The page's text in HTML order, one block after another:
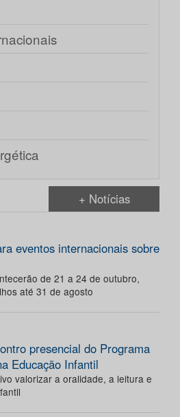
+ Notícias
eventos internacionais sobre
de 21 a 24 de outubro,
até 31 de agosto
presencial do Programa
Educação Infantil
valorizar a oralidade, a leitura e